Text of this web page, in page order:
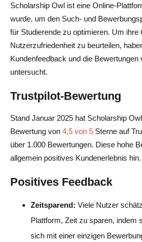
Scholarship Owl ist eine Online-
wurde, um den Such- und
für Studierende zu optimieren. Um ihre
Nutzerzufriedenheit zu beurteilen,
Kundenfeedback und die Bewertungen
untersucht.
Trustpilot-Bewertung
Stand Januar 2025 hat Scholarship
Bewertung von 4,5 von 5 Sterne auf
über 1.000 Bewertungen. Diese hohe
allgemein positives Kundenerlebnis hin.
Positives Feedback
Zeitsparend: Viele Nutzer
Plattform, Zeit zu sparen, indem
sich mit einer einzigen